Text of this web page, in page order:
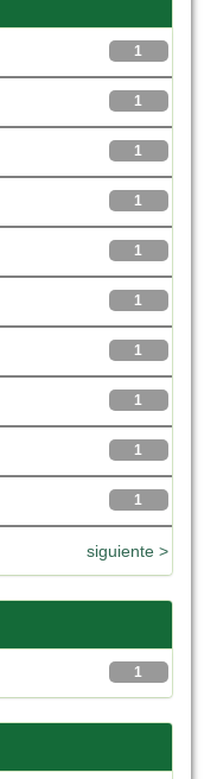
1
1
1
1
1
1
1
1
1
1
siguiente >
1